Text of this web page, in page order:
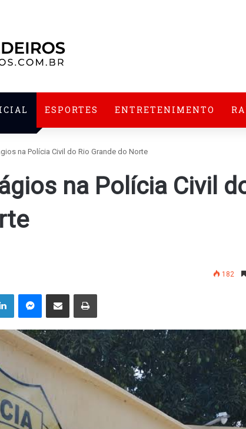
ESPORTES ENTRETENIMENTO
na Polícia Civil do Rio Grande do Norte
na Polícia Civil
182
LinkedinMessenger
Compartilhar via e-mail Imprimir